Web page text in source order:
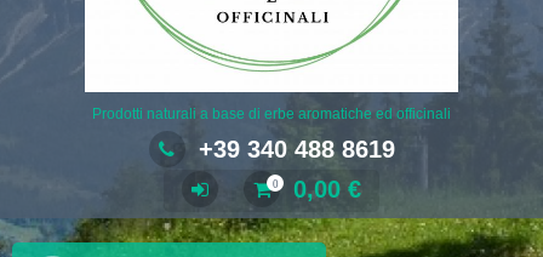
Prodotti naturali a base di erbe aromatiche ed officinali
+39 340 488 8619
0 0,00 €